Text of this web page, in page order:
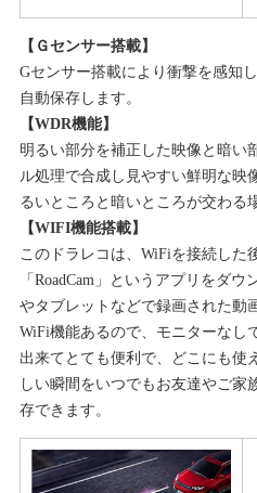
【Ｇセンサー搭載】
Gセンサー搭載により衝撃を感知
自動保存します。
【WDR機能】
明るい部分を補正した映像と暗い
ル処理で合成し見やすい鮮明な映
るいところと暗いところが交わる
【WIFI機能搭載】
このドラレコは、WiFiを接続した
「RoadCam」というアプリをダ
やタブレットなどで録画された動
WiFi機能あるので、モニターなし
出来てとても便利で、どこにも使
しい瞬間をいつでもお友達やご家
存できます。